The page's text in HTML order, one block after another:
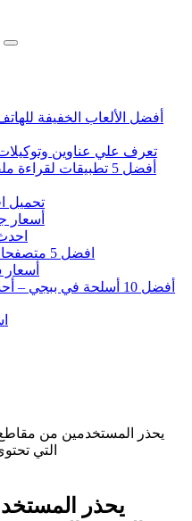
أفضل الألعاب الخفيفة
تعرف علي عناوين
تحميل افضل 10 العاب
أسعار
افضل 5 متصفحات خفيفه لعام 2023 للأندرويد
أسعار
أفضل 10 أسلحة في
التي